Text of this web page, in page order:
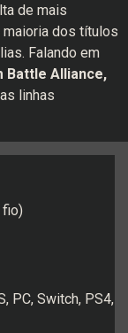
de mais
maioria dos títulos
Falando em
Battle Alliance,
linhas
PC, Switch, PS4,